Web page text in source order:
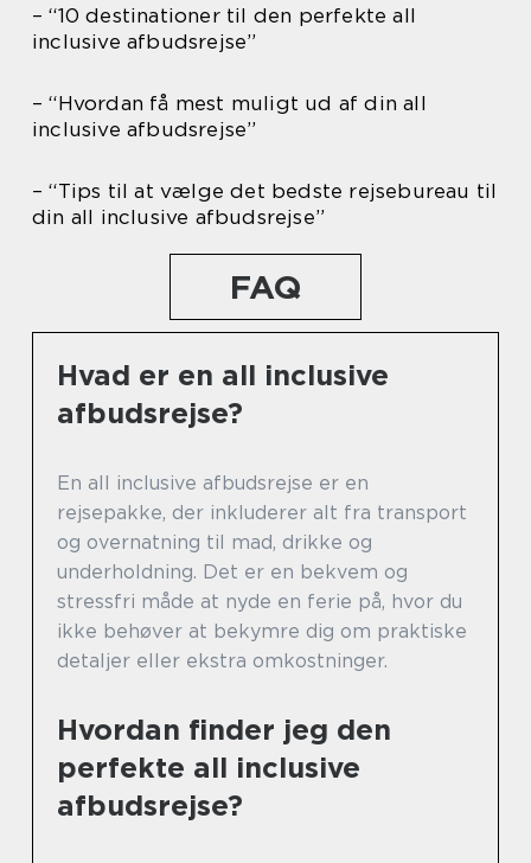
– “10 destinationer til den perfekte all
inclusive afbudsrejse”
– “Hvordan få mest muligt ud af din all
inclusive afbudsrejse”
– “Tips til at vælge det bedste rejsebureau til
din all inclusive afbudsrejse”
FAQ
Hvad er en all inclusive
afbudsrejse?
En all inclusive afbudsrejse er en
rejsepakke, der inkluderer alt fra transport
og overnatning til mad, drikke og
underholdning. Det er en bekvem og
stressfri måde at nyde en ferie på, hvor du
ikke behøver at bekymre dig om praktiske
detaljer eller ekstra omkostninger.
Hvordan finder jeg den
perfekte all inclusive
afbudsrejse?